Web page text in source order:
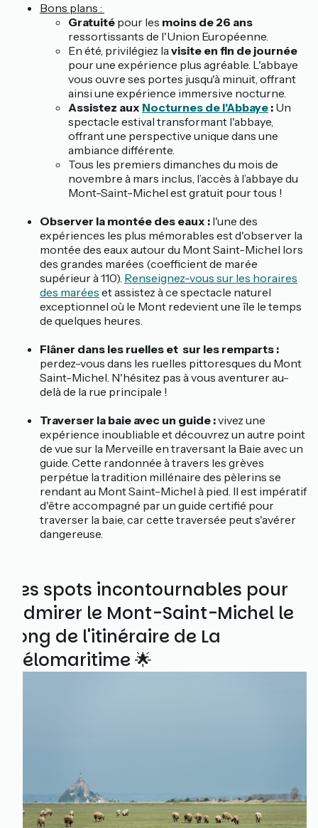
Bons plans :
Gratuité pour les moins de 26 ans
ressortissants de l'Union Européenne.
En été, privilégiez lavisite en fin de journée
pour une expérience plus agréable. L'abbaye
vous ouvre ses portes jusqu'à minuit, offrant
ainsi une expérience immersive nocturne.
Assistez aux Nocturnes de l'Abbaye : Un
spectacle estival transformant l'abbaye,
offrant une perspective unique dans une
ambiance différente.
Tous les premiers dimanches du mois de
novembre à mars inclus, l’accès à l’abbaye du
Mont-Saint-Michel est gratuit pour tous !
Observer la montée des eaux : l'une des
expériences les plus mémorables est d'observer la
montée des eaux autour du Mont Saint-Michel lors
des grandes marées (coefficient de marée
supérieur à 110). Renseignez-vous sur les horaires
des marées et assistez à ce spectacle naturel
exceptionnel où le Mont redevient une île le temps
de quelques heures.
Flâner dans les ruelles et sur les remparts :
perdez-vous dans les ruelles pittoresques du Mont
Saint-Michel. N'hésitez pas à vous aventurer au-
delà de la rue principale !
Traverser la baie avec un guide :vivez une
expérience inoubliable et découvrez un autre point
de vue sur la Merveille en traversant la Baie avec un
guide. Cette randonnée à travers les grèves
perpétue la tradition millénaire des pèlerins se
rendant au Mont Saint-Michel à pied. Il est impératif
d'être accompagné par un guide certifié pour
traverser la baie, car cette traversée peut s'avérer
dangereuse.
Les spots incontournables pour
admirer le Mont-Saint-Michel le
long de l'itinéraire de La
Vélomaritime 🌟